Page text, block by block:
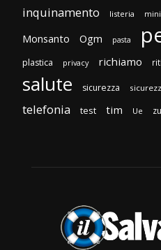
inquinamento listeria
Monsanto Ogm pasta
plastica privacy richiamo
salute sicurezza
telefonia test tim Ue